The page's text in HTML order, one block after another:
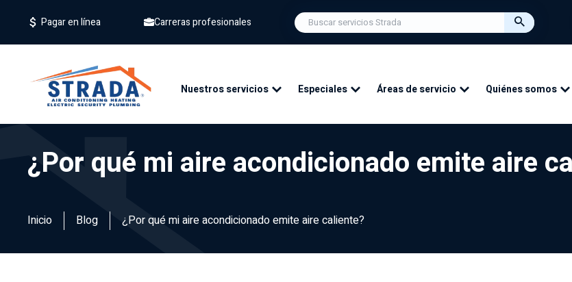
Pagar en línea Carreras profesionales
Nuestros servicios Especiales Áreas de servicio Quiénes somos
¿Por qué mi aire acondicionado emite aire
Inicio Blog ¿Por qué mi aire acondicionado emite aire caliente?